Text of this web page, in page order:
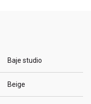
Baje studio
Beige